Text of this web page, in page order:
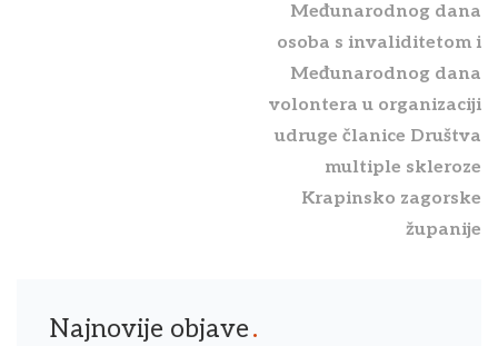
Međunarodnog dana
osoba s invaliditetom i
Međunarodnog dana
volontera u organizaciji
udruge članice Društva
multiple skleroze
Krapinsko zagorske
županije
Najnovije objave